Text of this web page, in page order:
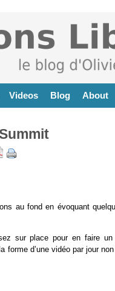
Videos Blog About
au fond en évoquant
sur place pour en faire
forme d’une vidéo par jour